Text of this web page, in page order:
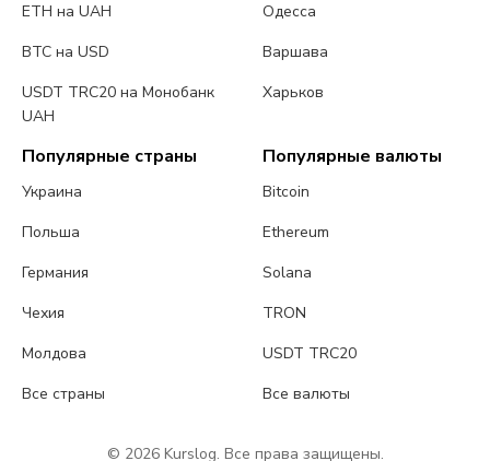
ETH на UAH
BTC на USD
USDT TRC20 на Монобанк
UAH
Одесса
Варшава
Харьков
Популярные страны
Украина
Польша
Германия
Чехия
Молдова
Все страны
Популярные валюты
Bitcoin
Ethereum
Solana
TRON
USDT TRC20
Все валюты
© 2026 Kurslog. Все права защищены.